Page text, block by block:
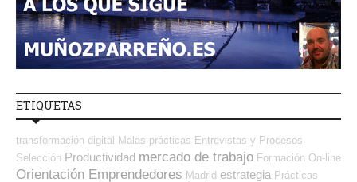
ETIQUETAS
transformación digital Malas prácticas Entrevistas y Procesos
Selección Productividad mercado de trabajo Formación On-line
Orientación Emprendedores Madrid estrategia Prácticas